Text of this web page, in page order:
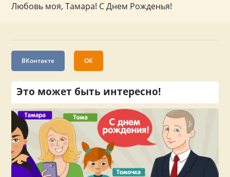
Любовь моя, Тамара! С Днем Рожденья!
ВКонтакте ОК
Это может быть интересно!